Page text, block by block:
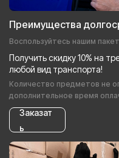
Преимущества
Воспользуйтесь нашим
Получить скидку 10% на
любой вид транспорта!
Количество предметов не
дополнительное время
Заказат
ь